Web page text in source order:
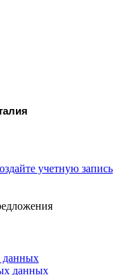
учетную запись
данных
данных